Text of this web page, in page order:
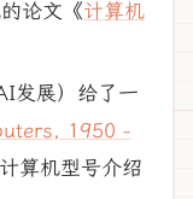
论文《计算机
发展）给了一
1950 -
算机型号介绍